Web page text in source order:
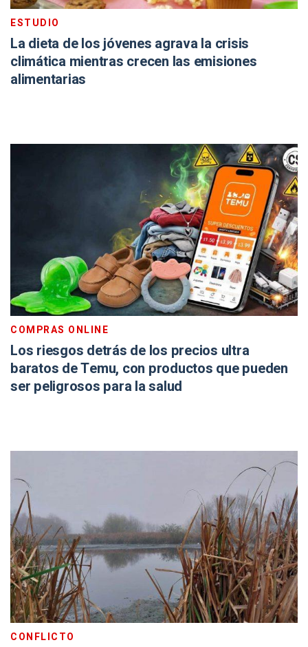
ESTUDIO
La dieta de los jóvenes agrava la crisis
climática mientras crecen las emisiones
alimentarias
COMPRAS ONLINE
Los riesgos detrás de los precios ultra
baratos de Temu, con productos que pueden
ser peligrosos para la salud
CONFLICTO